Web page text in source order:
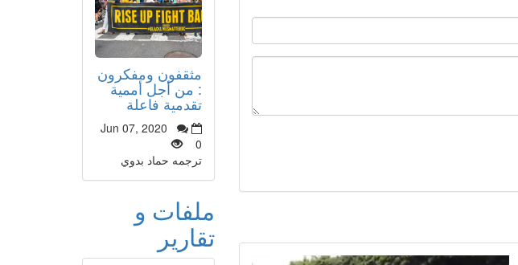
مثقفون ومفكرون
: من أجل أممية
تقدمية فاعلة
Jun 07, 2020
0
ترجمه حماد بدوي
ملفات و
تقارير